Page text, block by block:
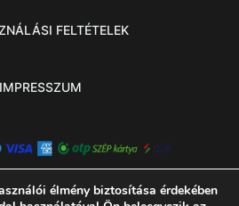
FELTÉTELEK
IMPRESSZUM
élmény biztosítása érdekében